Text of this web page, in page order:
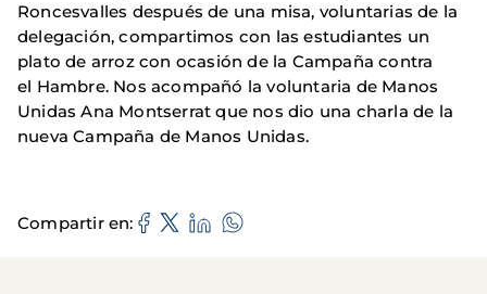
Roncesvalles después de una misa, voluntarias de la
delegación, compartimos con las estudiantes un
plato de arroz con ocasión de la Campaña contra
el Hambre. Nos acompañó la voluntaria de Manos
Unidas Ana Montserrat que nos dio una charla de la
nueva Campaña de Manos Unidas.
Compartir en